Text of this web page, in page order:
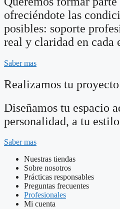
ofreciéndote las
posibles: soporte
real y claridad en cada
Saber mas
Realizamos tu
Diseñamos tu espacio
personalidad, a tu
Saber mas
Nuestras tiendas
Sobre nosotros
Prácticas responsables
Preguntas frecuentes
Profesionales
Mi cuenta